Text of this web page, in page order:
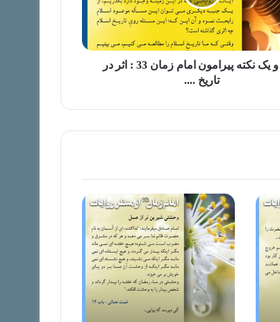
هزار و یک نکته پیرامون امام زمان 33 : اثر در
تاریخ ....